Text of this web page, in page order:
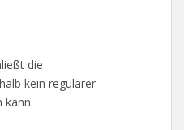
die
kein regulärer
kann.